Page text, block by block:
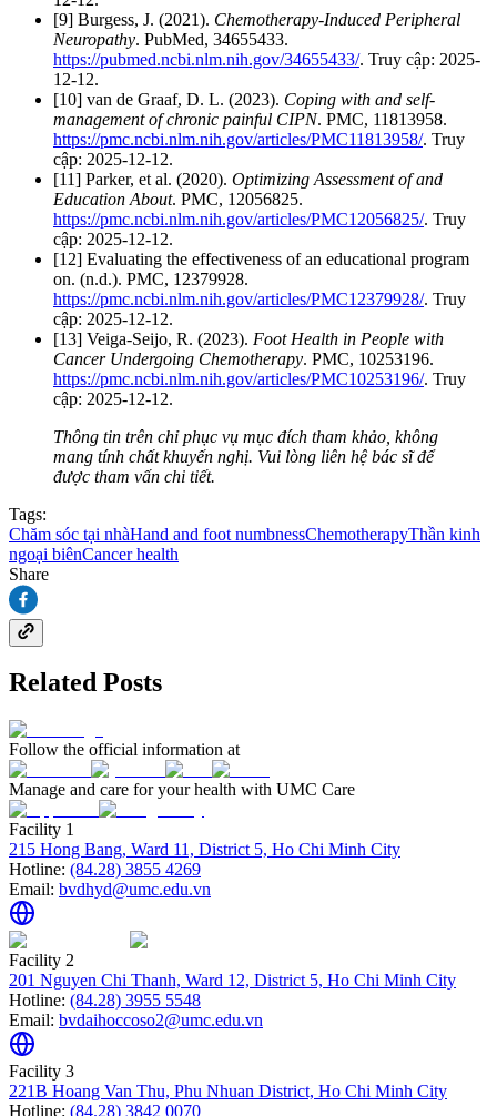
[9] Burgess, J. (2021). Chemotherapy-Induced Peripheral
Neuropathy. PubMed, 34655433.
https://pubmed.ncbi.nlm.nih.gov/34655433/. Truy cập: 2025-
12-12.
[10] van de Graaf, D. L. (2023). Coping with and self-
management of chronic painful CIPN. PMC, 11813958.
https://pmc.ncbi.nlm.nih.gov/articles/PMC11813958/. Truy
cập: 2025-12-12.
[11] Parker, et al. (2020). Optimizing Assessment of and
Education About. PMC, 12056825.
https://pmc.ncbi.nlm.nih.gov/articles/PMC12056825/. Truy
cập: 2025-12-12.
[12] Evaluating the effectiveness of an educational program
on. (n.d.). PMC, 12379928.
https://pmc.ncbi.nlm.nih.gov/articles/PMC12379928/. Truy
cập: 2025-12-12.
[13] Veiga-Seijo, R. (2023). Foot Health in People with
Cancer Undergoing Chemotherapy. PMC, 10253196.
https://pmc.ncbi.nlm.nih.gov/articles/PMC10253196/. Truy
cập: 2025-12-12.
Thông tin trên chỉ phục vụ mục đích tham khảo, không
mang tính chất khuyến nghị. Vui lòng liên hệ bác sĩ để
được tham vấn chi tiết.
Tags:
Chăm sóc tại nhàHand and foot numbnessChemotherapyThần kinh
ngoại biênCancer health
Share
Related Posts
Follow the official information at
Manage and care for your health with UMC Care
Facility 1
215 Hong Bang, Ward 11, District 5, Ho Chi Minh City
Hotline: (84.28) 3855 4269
Email: bvdhyd@umc.edu.vn
Facility 2
201 Nguyen Chi Thanh, Ward 12, District 5, Ho Chi Minh City
Hotline: (84.28) 3955 5548
Email: bvdaihoccoso2@umc.edu.vn
Facility 3
221B Hoang Van Thu, Phu Nhuan District, Ho Chi Minh City
Hotline: (84.28) 3842 0070